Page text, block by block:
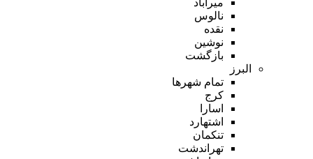
نالوس
نقده
نوشین
بازگشت
البرز
تمام شهر‌ها
کرج
اسارا
اشتهارد
تنکمان
تهراندشت